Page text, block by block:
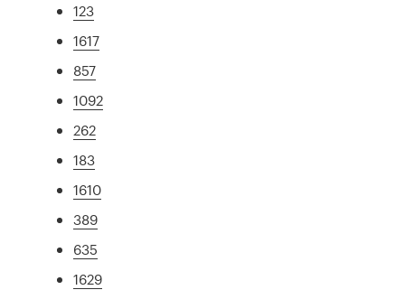
123
1617
857
1092
262
183
1610
389
635
1629